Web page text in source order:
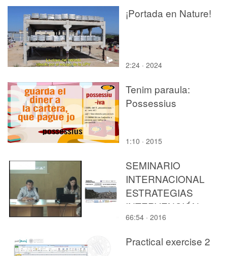
¡Portada en Nature!
2:24 · 2024
Tenim paraula:
Possessius
1:10 · 2015
SEMINARIO
INTERNACIONAL
ESTRATEGIAS
INTERVENCIÓN
CONSERVACIÓN EN
HISTORICOS.
66:54 · 2016
Practical exercise 2